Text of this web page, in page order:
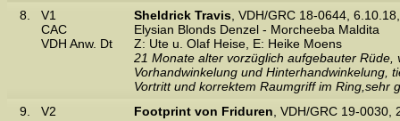
8.
V1
CAC
VDH Anw. Dt
Sheldrick Travis , VDH/GRC 18-0644,
Elysian Blonds Denzel - Morcheeba Maldita
Z: Ute u. Olaf Heise, E: Heike Moens
21 Monate alter vorzüglich aufgebauter
Vorhandwinkelung und Hinterhandwinkelung,
Vortritt und korrektem Raumgriff im Ring,sehr
9.
V2
Footprint von Friduren , VDH/GRC 19-